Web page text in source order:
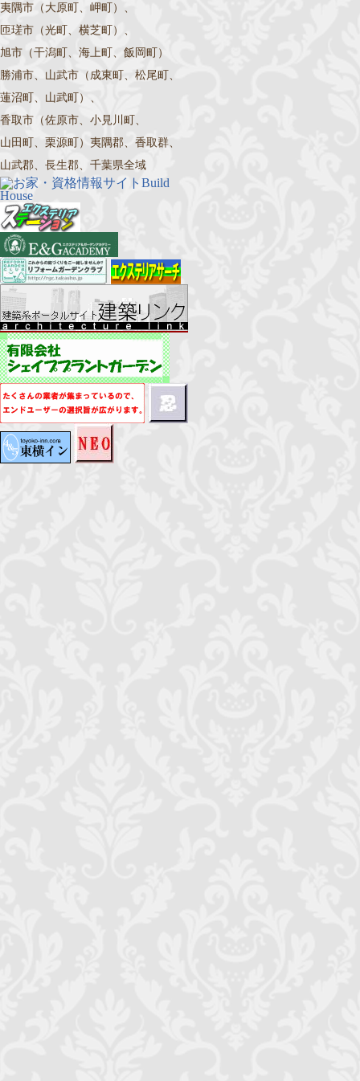
夷隅市（大原町、岬町）、
匝瑳市（光町、横芝町）、
旭市（干潟町、海上町、飯岡町）
勝浦市、山武市（成東町、松尾町、
蓮沼町、山武町）、
香取市（佐原市、小見川町、
山田町、栗源町）夷隅郡、香取群、
山武郡、長生郡、千葉県全域